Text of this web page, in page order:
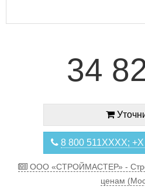
34
8 800 511XXXX;
ООО «СТРОЙМАСТЕР» -
ценам